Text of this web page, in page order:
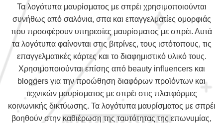
Τα λογότυπα μαυρίσματος με σπρέι χρησιμοποιούνται
συνήθως από σαλόνια, σπα και επαγγελματίες ομορφιάς
που προσφέρουν υπηρεσίες μαυρίσματος με σπρέι. Αυτά
τα λογότυπα φαίνονται στις βιτρίνες, τους ιστότοπους, τις
επαγγελματικές κάρτες και το διαφημιστικό υλικό τους.
Χρησιμοποιούνται επίσης από beauty influencers και
bloggers για την προώθηση διαφόρων προϊόντων και
τεχνικών μαυρίσματος με σπρέι στις πλατφόρμες
κοινωνικής δικτύωσης. Τα λογότυπα μαυρίσματος με σπρέι
βοηθούν στην καθιέρωση της ταυτότητας της επωνυμίας,